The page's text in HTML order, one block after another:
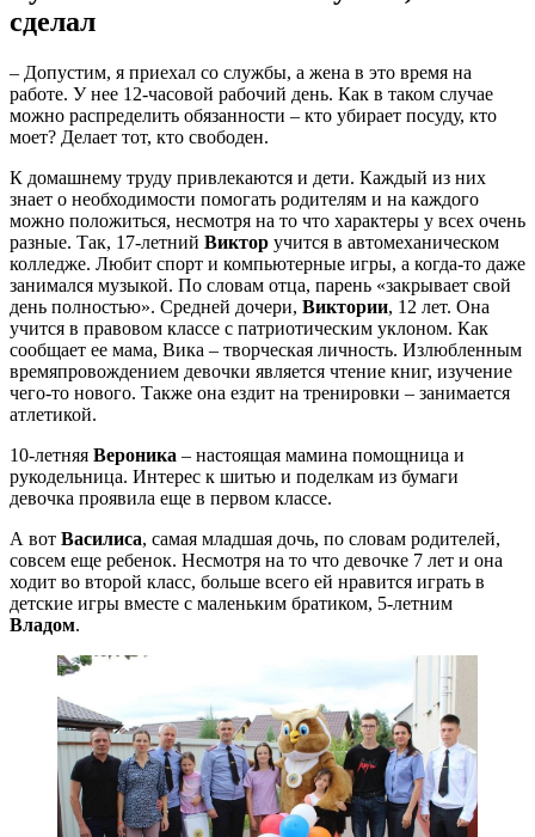
сделал
– Допустим, я приехал со службы, а жена в это время на
работе. У нее 12-часовой рабочий день. Как в таком случае
можно распределить обязанности – кто убирает посуду, кто
моет? Делает тот, кто свободен.
К домашнему труду привлекаются и дети. Каждый из них
знает о необходимости помогать родителям и на каждого
можно положиться, несмотря на то что характеры у всех очень
разные. Так, 17-летний Виктор учится в автомеханическом
колледже. Любит спорт и компьютерные игры, а когда-то даже
занимался музыкой. По словам отца, парень «закрывает свой
день полностью». Средней дочери, Виктории, 12 лет. Она
учится в правовом классе с патриотическим уклоном. Как
сообщает ее мама, Вика – творческая личность. Излюбленным
времяпровождением девочки является чтение книг, изучение
чего-то нового. Также она ездит на тренировки – занимается
атлетикой.
10-летняя Вероника – настоящая мамина помощница и
рукодельница. Интерес к шитью и поделкам из бумаги
девочка проявила еще в первом классе.
А вот Василиса, самая младшая дочь, по словам родителей,
совсем еще ребенок. Несмотря на то что девочке 7 лет и она
ходит во второй класс, больше всего ей нравится играть в
детские игры вместе с маленьким братиком, 5-летним
Владом.